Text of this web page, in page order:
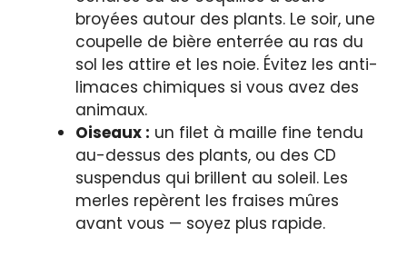
broyées autour des plants. Le soir, une
coupelle de bière enterrée au ras du
sol les attire et les noie. Évitez les anti-
limaces chimiques si vous avez des
animaux.
Oiseaux : un filet à maille fine tendu
au-dessus des plants, ou des CD
suspendus qui brillent au soleil. Les
merles repèrent les fraises mûres
avant vous — soyez plus rapide.